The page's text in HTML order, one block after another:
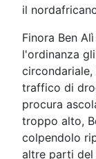
il
Finora Ben
l'ordinanza
traffico di
procura
troppo alto,
colpendolo
altre parti